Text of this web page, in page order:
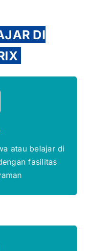
DI
atau belajar di
fasilitas